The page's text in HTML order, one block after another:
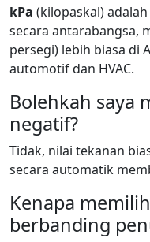
kPa (kilopaskal)
secara antarabangsa,
persegi) lebih biasa di
automotif dan HVAC.
Bolehkah saya
negatif?
Tidak, nilai tekanan
secara automatik
Kenapa
berbanding